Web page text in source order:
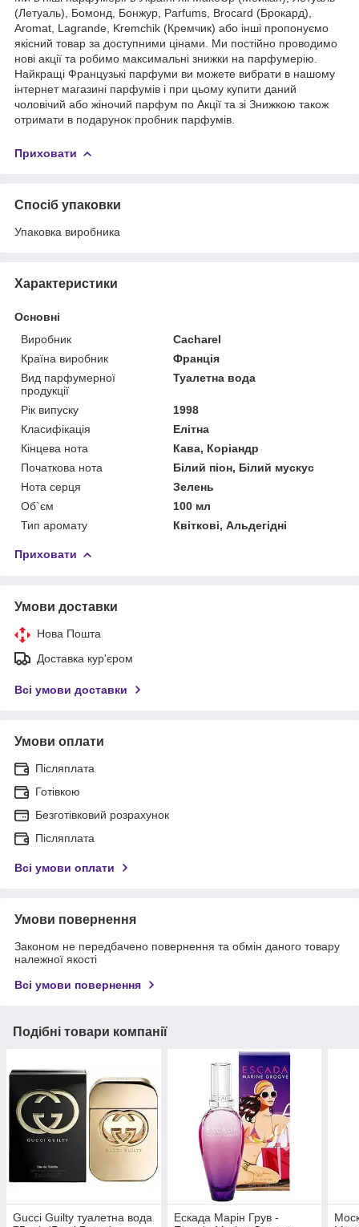
(Летуаль), Бомонд, Бонжур, Parfums, Brocard (Брокард),
Aromat, Lagrande, Kremchik (Кремчик) або інші пропонуємо
якісний товар за доступними цінами. Ми постійно проводимо
нові акції та робимо максимальні знижки на парфумерію.
Найкращі Французькі парфуми ви можете вибрати в нашому
інтернет магазині парфумів і при цьому купити даний
чоловічий або жіночий парфум по Акції та зі Знижкою також
отримати в подарунок пробник парфумів.
Приховати
Спосіб упаковки
Упаковка виробника
Характеристики
Основні
Виробник
Cacharel
Країна виробник
Франція
Вид парфумерної
продукції
Туалетна вода
Рік випуску
1998
Класифікація
Елітна
Кінцева нота
Кава, Коріандр
Початкова нота
Білий піон, Білий мускус
Нота серця
Зелень
Об`єм
100 мл
Тип аромату
Квіткові, Альдегідні
Приховати
Умови доставки
Нова Пошта
Доставка кур'єром
Всі умови доставки
Умови оплати
Післяплата
Готівкою
Безготівковий розрахунок
Післяплата
Всі умови оплати
Умови повернення
Законом не передбачено повернення та обмін даного товару
належної якості
Всі умови повернення
Подібні товари компанії
Gucci Guilty туалетна вода
Ескада Марін Грув -